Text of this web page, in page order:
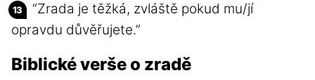
“Zrada je těžká, zvláště pokud mu/jí
opravdu důvěřujete.”
Biblické verše o zradě